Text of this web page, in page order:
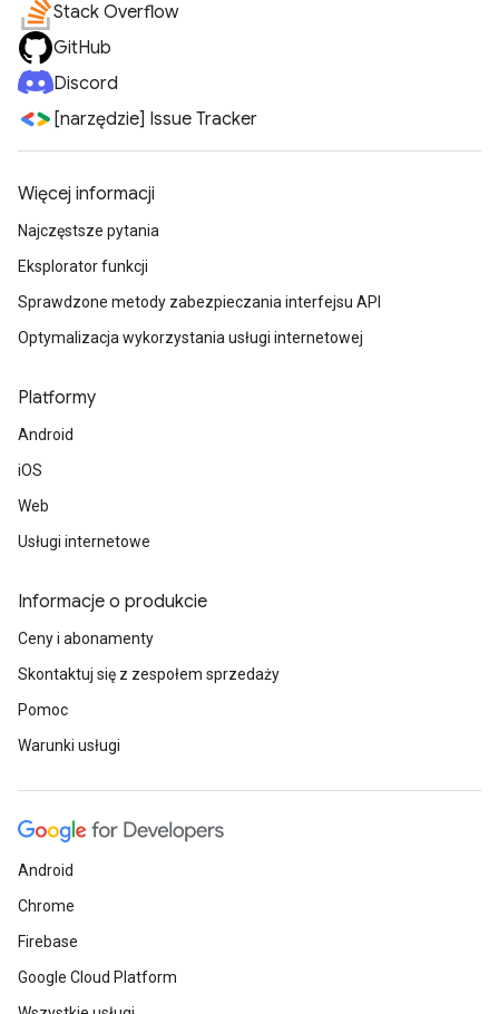
Stack Overflow
GitHub
Discord
[narzędzie] Issue Tracker
Więcej informacji
Najczęstsze pytania
Eksplorator funkcji
Sprawdzone metody zabezpieczania interfejsu API
Optymalizacja wykorzystania usługi internetowej
Platformy
Android
iOS
Web
Usługi internetowe
Informacje o produkcie
Ceny i abonamenty
Skontaktuj się z zespołem sprzedaży
Pomoc
Warunki usługi
Android
Chrome
Firebase
Google Cloud Platform